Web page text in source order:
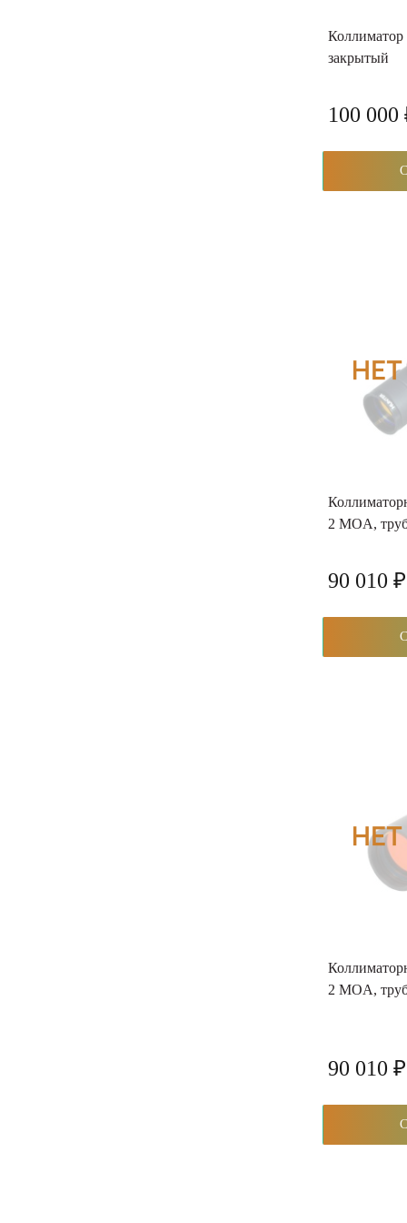
Коллиматор
закрытый
100 000
2 MOA,
90 010 ₽
2 MOA,
90 010 ₽